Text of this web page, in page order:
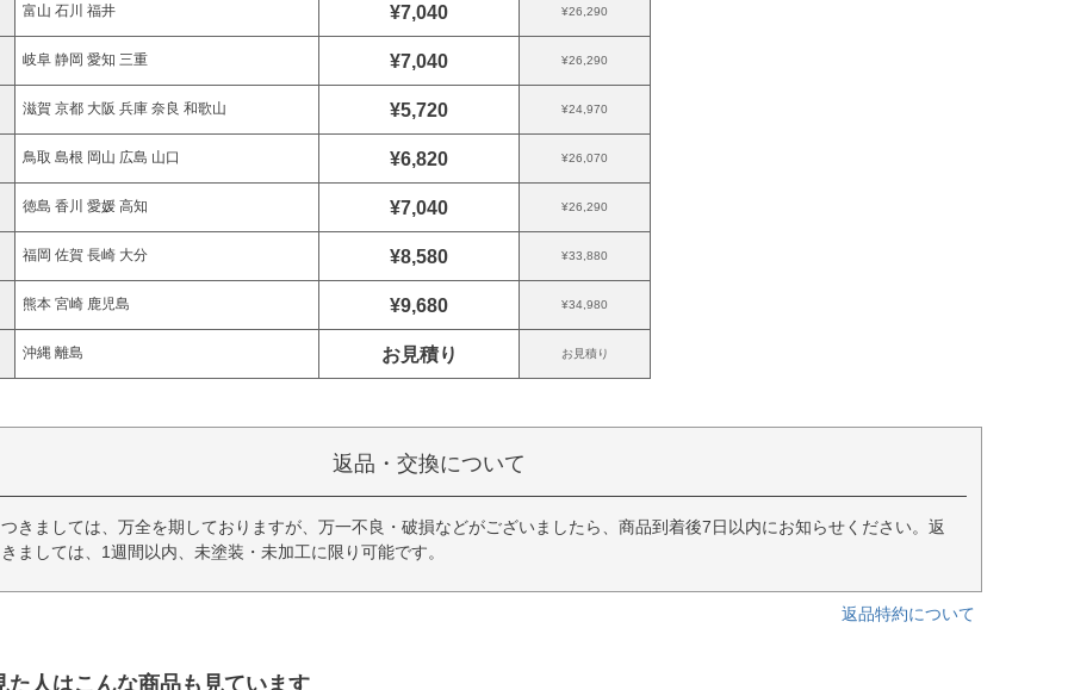
富山 石川 福井 ¥7,040 ¥26,290
岐阜 静岡 愛知 三重 ¥7,040 ¥26,290
滋賀 京都 大阪 兵庫 奈良 和歌山 ¥5,720 ¥24,970
鳥取 島根 岡山 広島 山口 ¥6,820 ¥26,070
徳島 香川 愛媛 高知 ¥7,040 ¥26,290
福岡 佐賀 長崎 大分 ¥8,580 ¥33,880
熊本 宮崎 鹿児島 ¥9,680 ¥34,980
沖縄 離島 お見積り お見積り
返品・交換について
きましては、万全を期しておりますが、万一不良・破損などがございましたら、商品到着後7日以内にお知らせください。返
ましては、1週間以内、未塗装・未加工に限り可能です。
返品特約について
た人はこんな商品も見ています